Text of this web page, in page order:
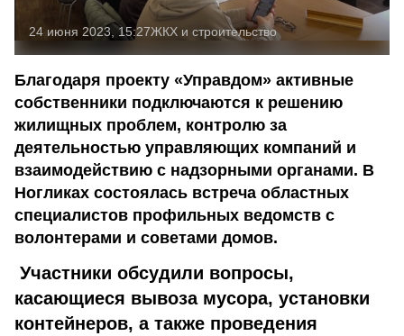
24 июня 2023, 15:27ЖКХ и строительство
Благодаря проекту «Управдом» активные
собственники подключаются к решению
жилищных проблем, контролю за
деятельностью управляющих компаний и
взаимодействию с надзорными органами. В
Ногликах состоялась встреча областных
специалистов профильных ведомств с
волонтерами и советами домов.
Участники обсудили вопросы,
касающиеся вывоза мусора, установки
контейнеров, а также проведения